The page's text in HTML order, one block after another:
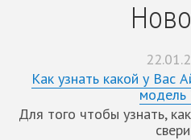
Как узнать какой у Вас
модель
Для того чтобы узнать,